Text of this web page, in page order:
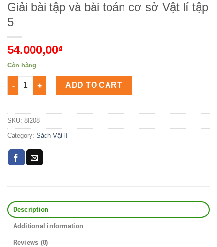
Giải bài tập và bài toán cơ sở Vật lí tập
5
54.000,00₫
Còn hàng
Giải bài tập và bài toán cơ sở Vật lí tập 5 Số lượng
ADD TO CART
SKU: 8I208
Category: Sách Vật lí
Description
Additional information
Reviews (0)